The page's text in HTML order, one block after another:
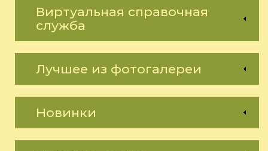
Виртуальная справочная
служба
Лучшее из фотогалереи
Новинки